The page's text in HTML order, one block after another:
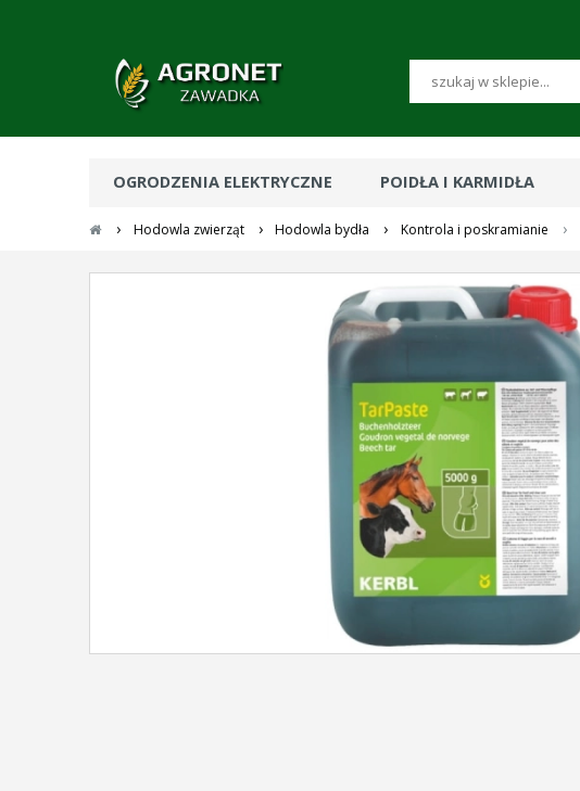
OGRODZENIA ELEKTRYCZNE POIDŁA I KARMIDŁA
› Hodowla zwierząt › Hodowla bydła › Kontrola i poskramianie ›